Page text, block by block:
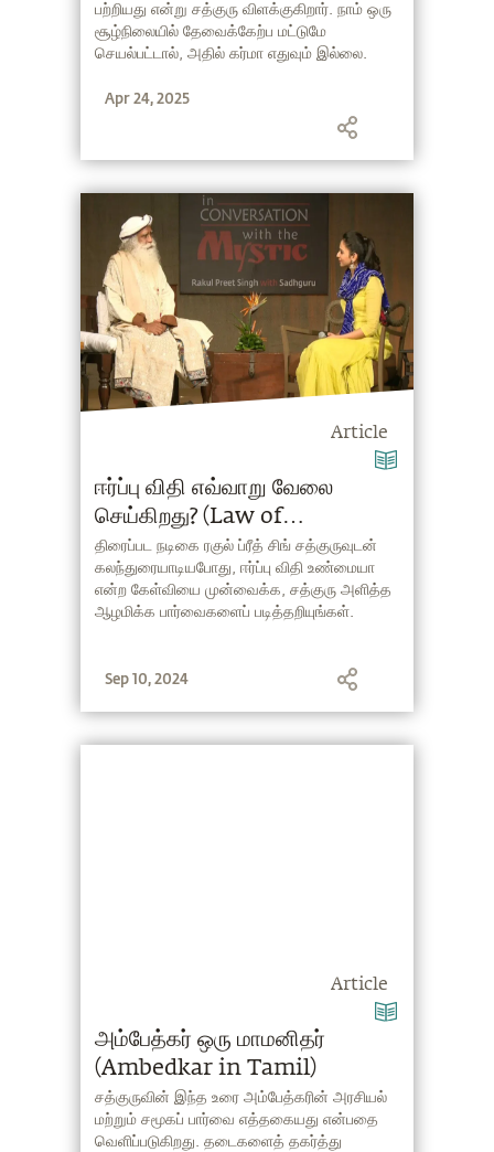
பற்றியது என்று சத்குரு விளக்குகிறார். நாம் ஒரு
சூழ்நிலையில் தேவைக்கேற்ப மட்டுமே
செயல்பட்டால், அதில் கர்மா எதுவும் இல்லை.
Apr 24, 2025
Article
ஈர்ப்பு விதி எவ்வாறு வேலை
செய்கிறது? (Law of
Attraction in Tamil)
திரைப்பட நடிகை ரகுல் ப்ரீத் சிங் சத்குருவுடன்
கலந்துரையாடியபோது, ஈர்ப்பு விதி உண்மையா
என்ற கேள்வியை முன்வைக்க, சத்குரு அளித்த
ஆழமிக்க பார்வைகளைப் படித்தறியுங்கள்.
Sep 10, 2024
Article
அம்பேத்கர் ஒரு மாமனிதர்
(Ambedkar in Tamil)
சத்குருவின் இந்த உரை அம்பேத்கரின் அரசியல்
மற்றும் சமூகப் பார்வை எத்தகையது என்பதை
வெளிப்படுகிறது. தடைகளைத் தகர்த்து